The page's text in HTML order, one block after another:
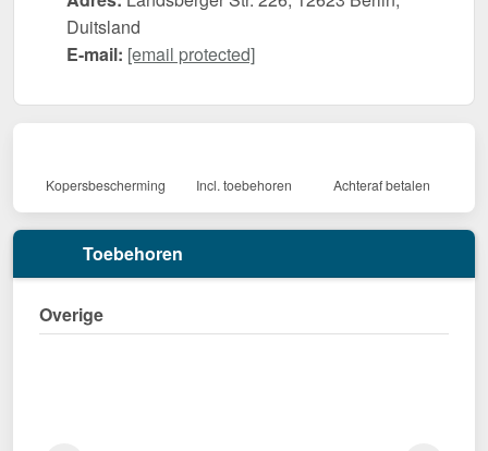
Duitsland
E-mail: [email protected]
Kopersbescherming Incl. toebehoren Achteraf betalen
Toebehoren
Overige